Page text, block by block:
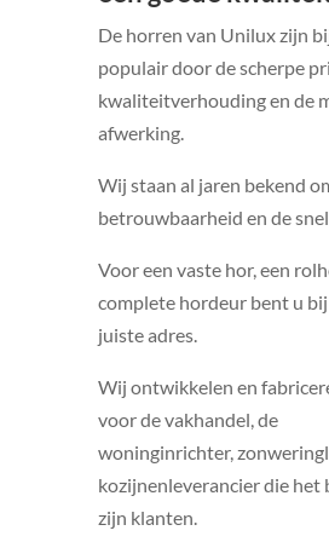
De horren van Unilux zijn
populair door de scherpe
kwaliteitverhouding en de
afwerking.
Wij staan al jaren bekend
betrouwbaarheid en de
Voor een vaste hor, een
complete hordeur bent u
juiste adres.
Wij ontwikkelen en
voor de vakhandel, de
woninginrichter,
kozijnenleverancier die het
zijn klanten.